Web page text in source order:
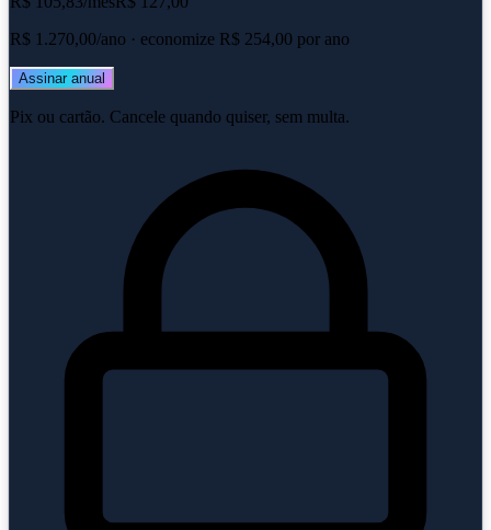
R$ 1.270,00/ano · economize R$ 254,00 por ano
Assinar anual
Pix ou cartão. Cancele quando quiser, sem multa.